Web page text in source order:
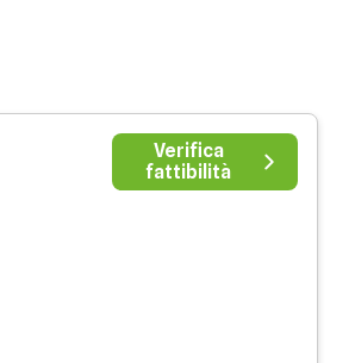
Verifica
fattibilità